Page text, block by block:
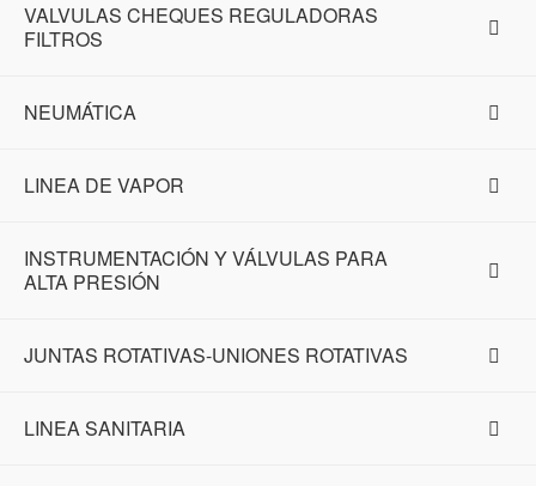
VALVULAS CHEQUES REGULADORAS
FILTROS
NEUMÁTICA
LINEA DE VAPOR
INSTRUMENTACIÓN Y VÁLVULAS PARA
ALTA PRESIÓN
JUNTAS ROTATIVAS-UNIONES ROTATIVAS
LINEA SANITARIA